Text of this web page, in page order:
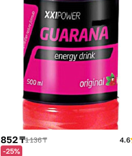
852 ₸1 136 ₸ 4.6
-25%